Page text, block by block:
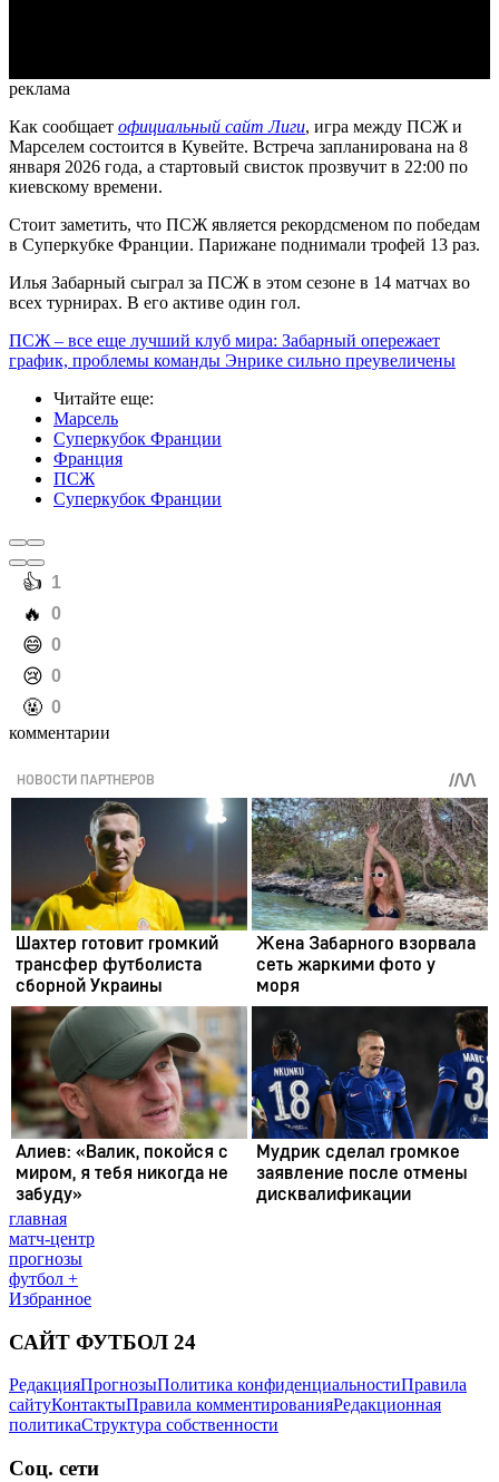
реклама
Как сообщает официальный сайт Лиги, игра между ПСЖ и
Марселем состоится в Кувейте. Встреча запланирована на 8
января 2026 года, а стартовый свисток прозвучит в 22:00 по
киевскому времени.
Стоит заметить, что ПСЖ является рекордсменом по победам
в Суперкубке Франции. Парижане поднимали трофей 13 раз.
Илья Забарный сыграл за ПСЖ в этом сезоне в 14 матчах во
всех турнирах. В его активе один гол.
ПСЖ – все еще лучший клуб мира: Забарный опережает
график, проблемы команды Энрике сильно преувеличены
Читайте еще:
Марсель
Суперкубок Франции
Франция
ПСЖ
Суперкубок Франции
️👍 1
️🔥 0
️😄 0
️😢 0
️🤬 0
комментарии
главная
матч-центр
прогнозы
футбол +
Избранное
САЙТ ФУТБОЛ 24
РедакцияПрогнозыПолитика конфиденциальностиПравила
сайтуКонтактыПравила комментированияРедакционная
политикаСтруктура собственности
Соц. сети